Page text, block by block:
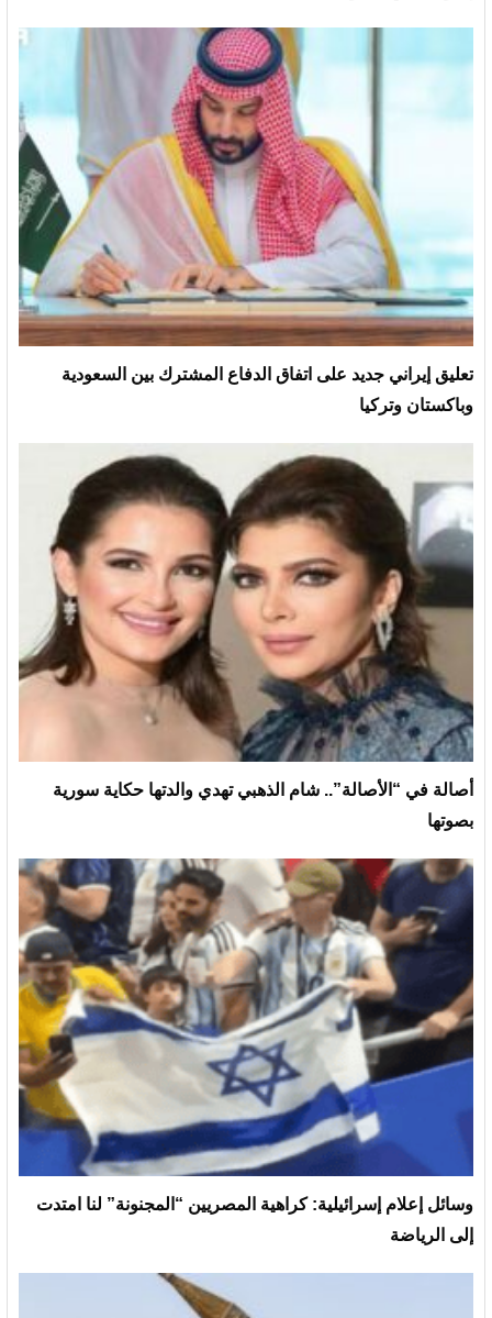
تعليق إيراني جديد على اتفاق الدفاع المشترك بين السعودية
وباكستان وتركيا
أصالة في “الأصالة”.. شام الذهبي تهدي والدتها حكاية سورية
بصوتها
وسائل إعلام إسرائيلية: كراهية المصريين “المجنونة” لنا امتدت
إلى الرياضة